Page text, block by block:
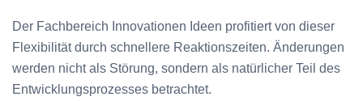
Der Fachbereich Innovationen Ideen profitiert von dieser
Flexibilität durch schnellere Reaktionszeiten. Änderungen
werden nicht als Störung, sondern als natürlicher Teil des
Entwicklungsprozesses betrachtet.